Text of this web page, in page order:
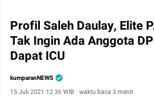
Profil Saleh Daulay, Elite
Tak Ingin Ada Anggota
Dapat ICU
kumparanNEWS
15 Juli 2021 12:36 WIB · waktu baca 3 menit